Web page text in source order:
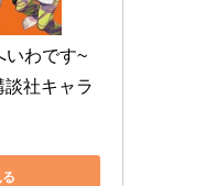
いわです~
社キャラ